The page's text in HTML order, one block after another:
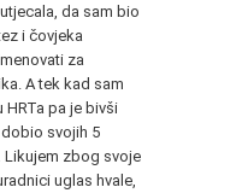
da sam bio
i čovjeka
za
A tek kad sam
pa je bivši
svojih 5
Likujem zbog svoje
uglas hvale,